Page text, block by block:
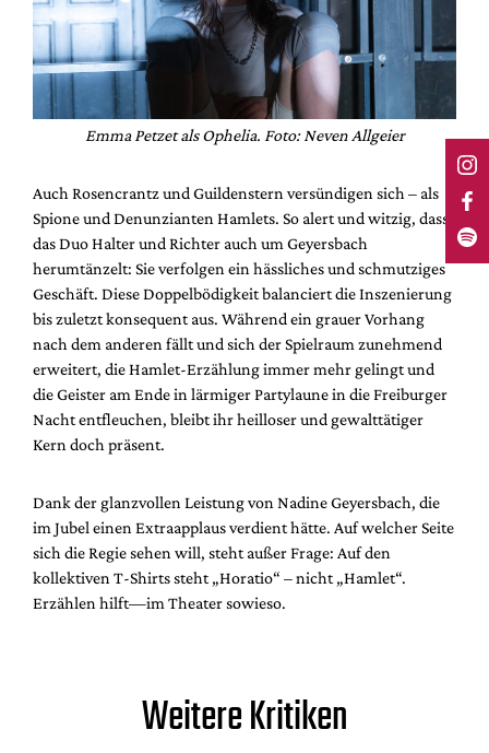
Emma Petzet als Ophelia. Foto: Neven Allgeier
Auch Rosencrantz und Guildenstern versündigen sich – als
Spione und Denunzianten Hamlets. So alert und witzig, dass
das Duo Halter und Richter auch um Geyersbach
herumtänzelt: Sie verfolgen ein hässliches und schmutziges
Geschäft. Diese Doppelbödigkeit balanciert die Inszenierung
bis zuletzt konsequent aus. Während ein grauer Vorhang
nach dem anderen fällt und sich der Spielraum zunehmend
erweitert, die Hamlet-Erzählung immer mehr gelingt und
die Geister am Ende in lärmiger Partylaune in die Freiburger
Nacht entfleuchen, bleibt ihr heilloser und gewalttätiger
Kern doch präsent.
Dank der glanzvollen Leistung von Nadine Geyersbach, die
im Jubel einen Extraapplaus verdient hätte. Auf welcher Seite
sich die Regie sehen will, steht außer Frage: Auf den
kollektiven T-Shirts steht „Horatio“ – nicht „Hamlet“.
Erzählen hilft—im Theater sowieso.
Weitere Kritiken